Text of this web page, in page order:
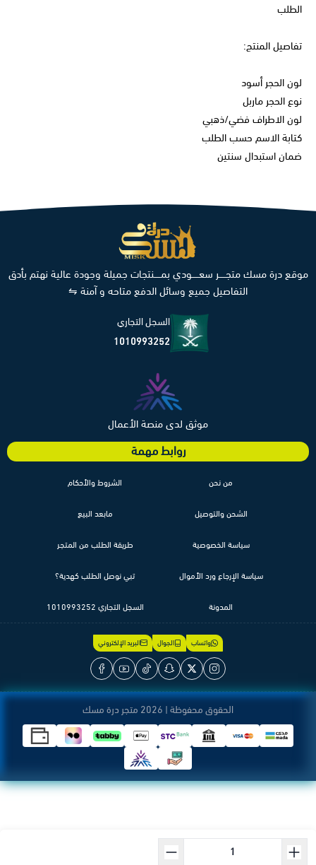
الطلب
تفاصيل المنتج:
لون الحجر أسود
نوع الحجر ماربل
لون الاطراف فضي/ذهبي
كتابة الاسم حسب الطلب
ضمان استبدال سنتين
روابط مهمة
من نحن
الشحن والتوصيل
سياسة الخصوصية
سياسة الإرجاع ورد الأموال
المدونة
الشروط والأحكام
مابعد البيع
طريقة الطلب من المتجر
تبي نوصل الطلب كهدية؟
السجل التجاري 1010993252
موقع درة مسك متجـــــر سعـــــودي بمـــــنتجات جميلة وجودة عالية نهتم بأدق
التفاصيل جميع وسائل الدفع متاحه و آمنة ⇋
السجل التجاري
1010993252
موثق لدى منصة الأعمال
واتساب الجوال البريد الإلكتروني
الحقوق محفوظة | 2026 متجر درة مسك